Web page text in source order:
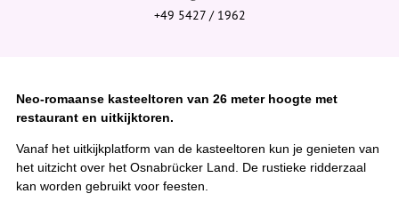
+49 5427 / 1962
Neo-romaanse kasteeltoren van 26 meter hoogte met
restaurant en uitkijktoren.
Vanaf het uitkijkplatform van de kasteeltoren kun je genieten van
het uitzicht over het Osnabrücker Land. De rustieke ridderzaal
kan worden gebruikt voor feesten.